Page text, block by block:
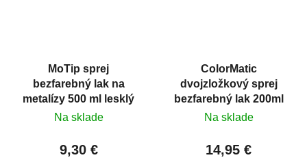
MoTip sprej
bezfarebný lak na
metalízy 500 ml lesklý
Na sklade
9,30 €
ColorMatic
dvojzložkový sprej
bezfarebný lak 200ml
Na sklade
14,95 €